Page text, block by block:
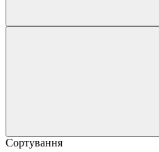
Сортування